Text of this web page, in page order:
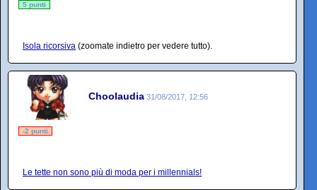
5 punti
Isola ricorsiva (zoomate indietro per vedere tutto).
Choolaudia 31/08/2017, 12:56
-2 punti
Le tette non sono più di moda per i millennials!